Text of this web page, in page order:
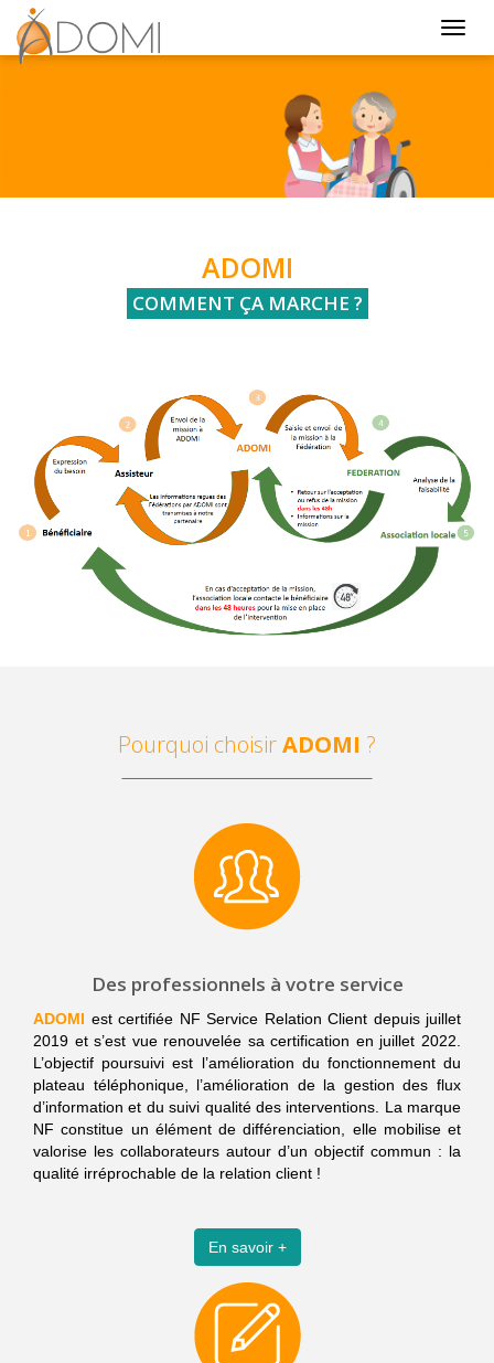
Aller au contenu principal
Menu
ADOMI
COMMENT ÇA MARCHE ?
Pourquoi choisirADOMI ?
Des professionnels à votre service
ADOMI est certifiée NF Service Relation Client depuis juillet
2019 et s’est vue renouvelée sa certification en juillet 2022.
L’objectif poursuivi est l’amélioration du fonctionnement du
plateau téléphonique, l’amélioration de la gestion des flux
d’information et du suivi qualité des interventions. La marque
NF constitue un élément de différenciation, elle mobilise et
valorise les collaborateurs autour d’un objectif commun : la
qualité irréprochable de la relation client !
En savoir +